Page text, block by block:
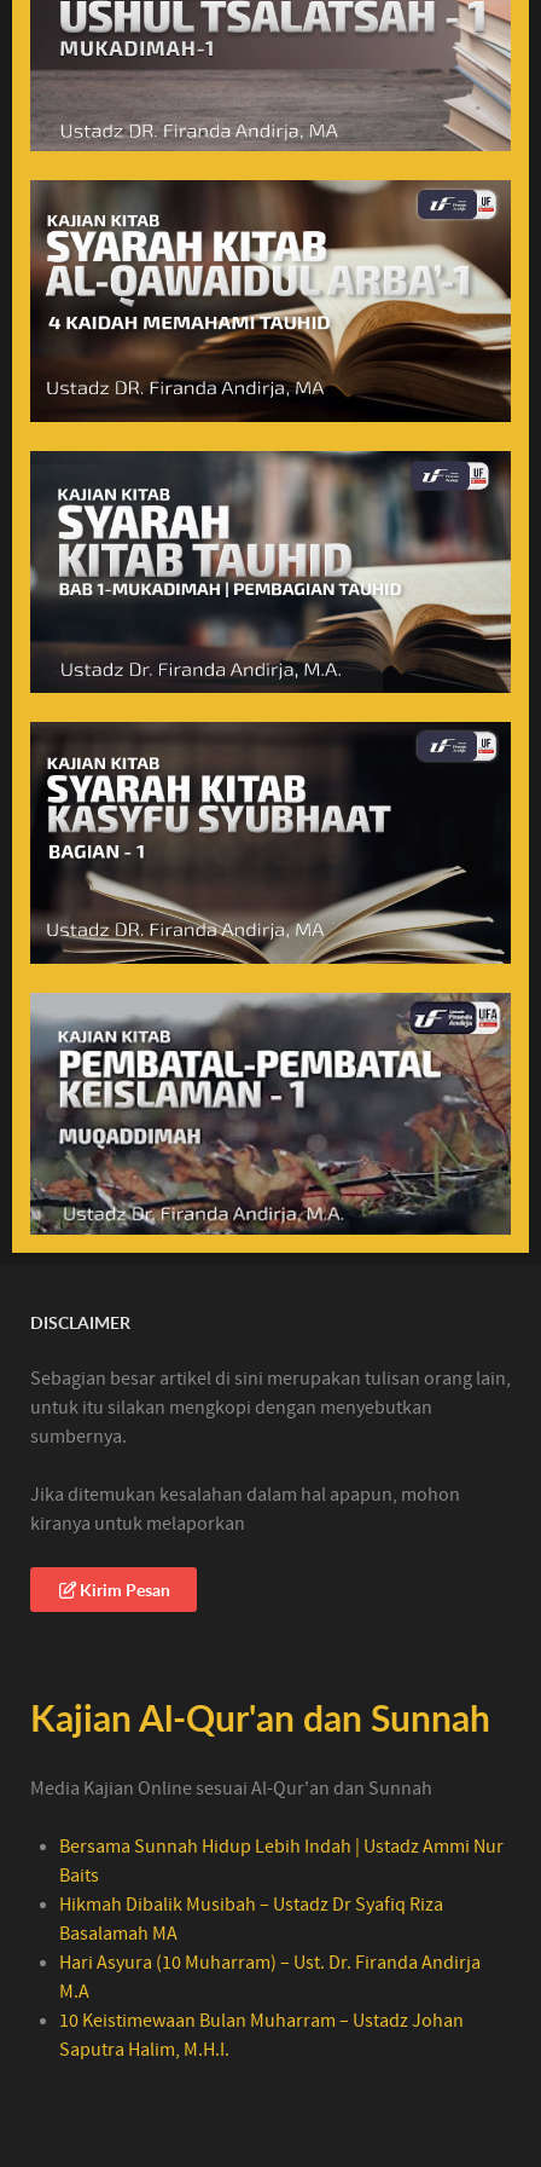
DISCLAIMER
Sebagian besar artikel di sini merupakan tulisan orang lain,
untuk itu silakan mengkopi dengan menyebutkan
sumbernya.
Jika ditemukan kesalahan dalam hal apapun, mohon
kiranya untuk melaporkan
Kirim Pesan
Kajian Al-Qur'an dan Sunnah
Media Kajian Online sesuai Al-Qur'an dan Sunnah
Bersama Sunnah Hidup Lebih Indah | Ustadz Ammi Nur
Baits
Hikmah Dibalik Musibah – Ustadz Dr Syafiq Riza
Basalamah MA
Hari Asyura (10 Muharram) – Ust. Dr. Firanda Andirja
M.A
10 Keistimewaan Bulan Muharram – Ustadz Johan
Saputra Halim, M.H.I.